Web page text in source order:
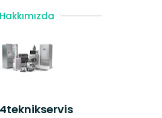
Hakkımızda